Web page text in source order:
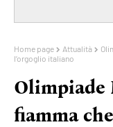
Home page Attualità
l’orgoglio italiano
Olimpiade
fiamma